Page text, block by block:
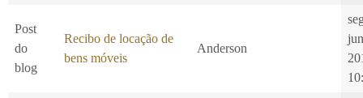
Post
do
blog
Recibo de locação de
bens móveis
Anderson
jun